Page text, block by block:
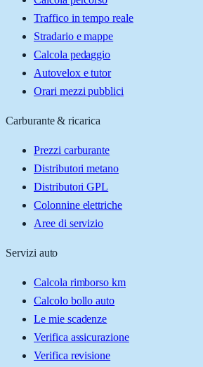
Traffico in tempo reale
Stradario e mappe
Calcola pedaggio
Autovelox e tutor
Orari mezzi pubblici
Carburante & ricarica
Prezzi carburante
Distributori metano
Distributori GPL
Colonnine elettriche
Aree di servizio
Servizi auto
Calcola rimborso km
Calcolo bollo auto
Le mie scadenze
Verifica assicurazione
Verifica revisione